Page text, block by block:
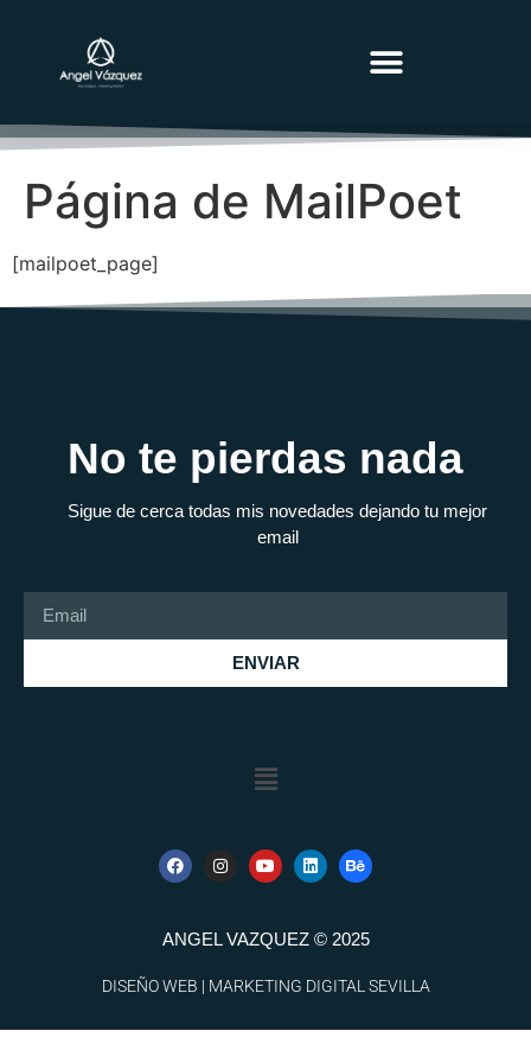
Página de MailPoet
[mailpoet_page]
No te pierdas nada
Sigue de cerca todas mis novedades dejando tu mejor
email
ENVIAR
ANGEL VAZQUEZ © 2025
DISEÑO WEB | MARKETING DIGITAL SEVILLA